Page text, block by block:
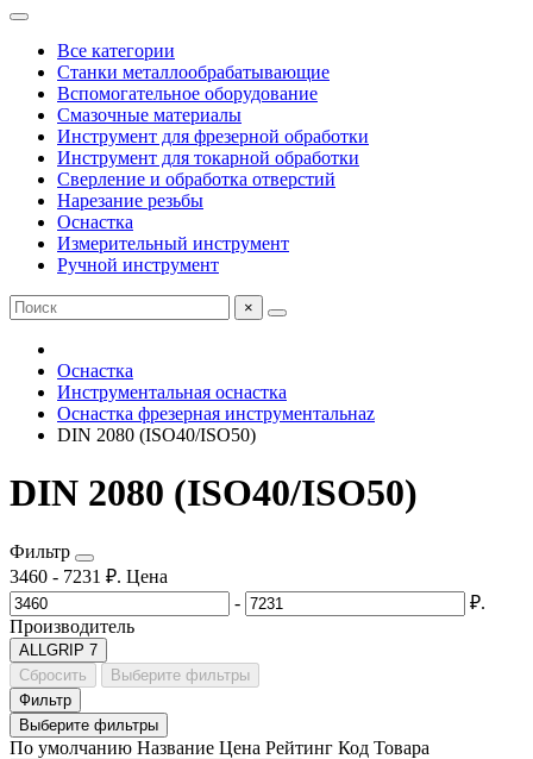
Все категории
Станки металлообрабатывающие
Вспомогательное оборудование
Смазочные материалы
Инструмент для фрезерной обработки
Инструмент для токарной обработки
Сверление и обработка отверстий
Нарезание резьбы
Оснастка
Измерительный инструмент
Ручной инструмент
×
Оснастка
Инструментальная оснастка
Оснастка фрезерная инструментальнаz
DIN 2080 (ISO40/ISO50)
DIN 2080 (ISO40/ISO50)
Фильтр
3460 - 7231 ₽. Цена
-
₽.
Производитель
ALLGRIP 7
Сбросить
Выберите фильтры
Фильтр
Выберите фильтры
По умолчанию Название Цена Рейтинг Код Товара